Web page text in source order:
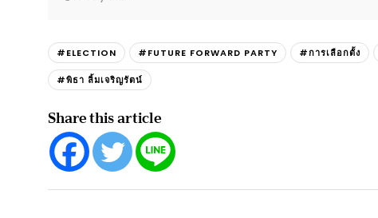
#ELECTION #FUTURE FORWARD PARTY #การเลือกตั้ง
#พิธา ลิ้มเจริญรัตน์
Share this article